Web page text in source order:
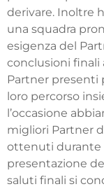
derivare. Inoltre
una squadra
esigenza del
conclusioni finali
Partner presenti
loro percorso
l’occasione
migliori Partner
ottenuti durante
presentazione
saluti finali si